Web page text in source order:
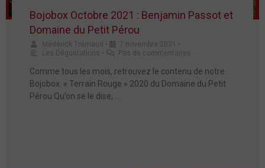
Bojobox Octobre 2021 : Benjamin Passot et
Domaine du Petit Pérou
Médérick Trémaud • 7 novembre 2021 •
Les Dégustations • Pas de commentaires
Comme tous les mois, retrouvez le contenu de notre
Bojobox. « Terrain Rouge » 2020 du Domaine du Petit
Pérou Qu’on se le dise, …